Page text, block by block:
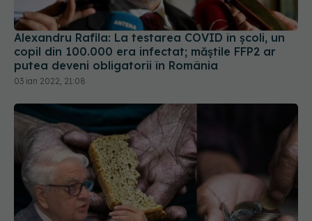
putea deveni obligatorii în România
03 ian 2022, 21:08
EXCLUSIV